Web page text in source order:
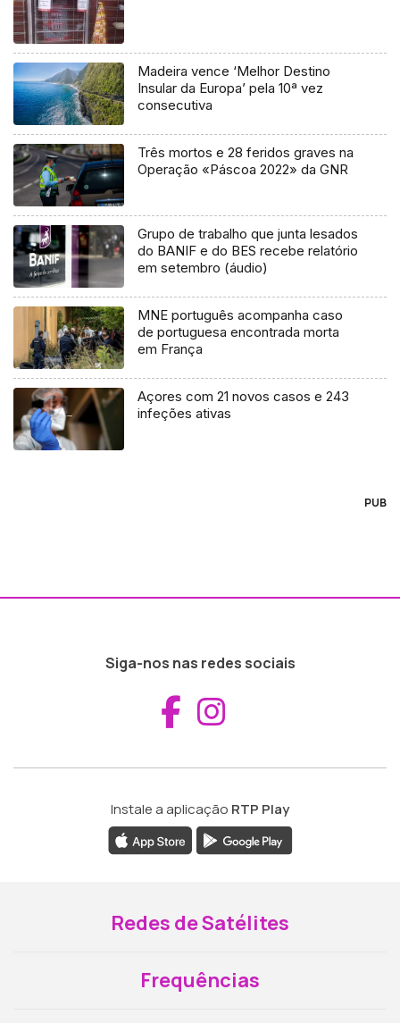
Madeira vence ‘Melhor Destino
Insular da Europa’ pela 10ª vez
consecutiva
Três mortos e 28 feridos graves na
Operação «Páscoa 2022» da GNR
Grupo de trabalho que junta lesados
do BANIF e do BES recebe relatório
em setembro (áudio)
MNE português acompanha caso
de portuguesa encontrada morta
em França
Açores com 21 novos casos e 243
infeções ativas
PUB
Siga-nos nas redes sociais
Aceder ao
Instale a aplicação RTP Play
Redes de Satélites
Frequências